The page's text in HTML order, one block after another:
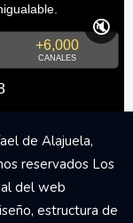
+6,000
CANALES
🔇
de Alajuela,
reservados Los
del web
estructura de